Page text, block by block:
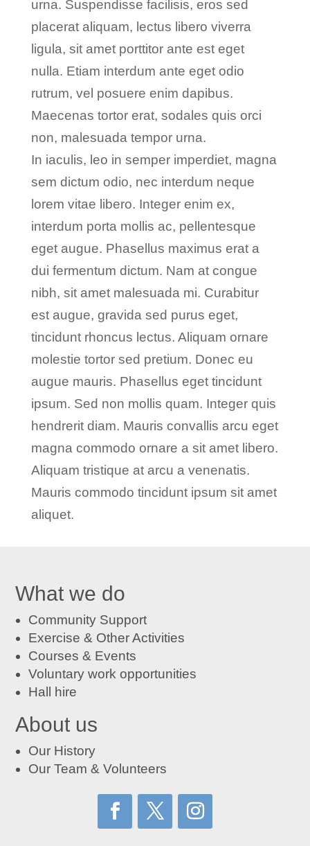
urna. Suspendisse facilisis, eros sed
placerat aliquam, lectus libero viverra
ligula, sit amet porttitor ante est eget
nulla. Etiam interdum ante eget odio
rutrum, vel posuere enim dapibus.
Maecenas tortor erat, sodales quis orci
non, malesuada tempor urna.
In iaculis, leo in semper imperdiet, magna
sem dictum odio, nec interdum neque
lorem vitae libero. Integer enim ex,
interdum porta mollis ac, pellentesque
eget augue. Phasellus maximus erat a
dui fermentum dictum. Nam at congue
nibh, sit amet malesuada mi. Curabitur
est augue, gravida sed purus eget,
tincidunt rhoncus lectus. Aliquam ornare
molestie tortor sed pretium. Donec eu
augue mauris. Phasellus eget tincidunt
ipsum. Sed non mollis quam. Integer quis
hendrerit diam. Mauris convallis arcu eget
magna commodo ornare a sit amet libero.
Aliquam tristique at arcu a venenatis.
Mauris commodo tincidunt ipsum sit amet
aliquet.
What we do
Community Support
Exercise & Other Activities
Courses & Events
Voluntary work opportunities
Hall hire
About us
Our History
Our Team & Volunteers